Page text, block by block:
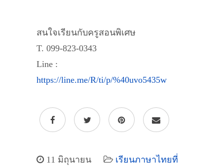
สนใจเรียนกับครูสอนพิเศษ
T. 099-823-0343
Line :
https://line.me/R/ti/p/%40uvo5435w
11 มิถุนายน
เรียนภาษาไทยที่